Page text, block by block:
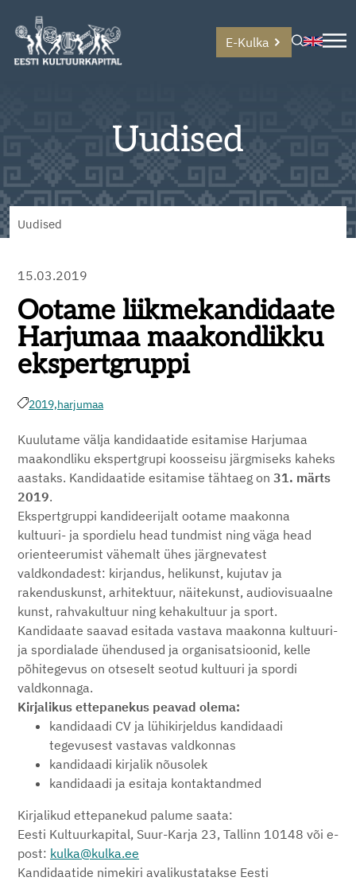
E-Kulka
Uudised
Uudised
15.03.2019
Ootame liikmekandidaate
Harjumaa maakondlikku
ekspertgruppi
2019,harjumaa
Kuulutame välja kandidaatide esitamise Harjumaa
maakondliku ekspertgrupi koosseisu järgmiseks kaheks
aastaks. Kandidaatide esitamise tähtaeg on 31. märts
2019.
Ekspertgruppi kandideerijalt ootame maakonna
kultuuri- ja spordielu head tundmist ning väga head
orienteerumist vähemalt ühes järgnevatest
valdkondadest: kirjandus, helikunst, kujutav ja
rakenduskunst, arhitektuur, näitekunst, audiovisuaalne
kunst, rahvakultuur ning kehakultuur ja sport.
Kandidaate saavad esitada vastava maakonna kultuuri-
ja spordialade ühendused ja organisatsioonid, kelle
põhitegevus on otseselt seotud kultuuri ja spordi
valdkonnaga.
Kirjalikus ettepanekus peavad olema:
kandidaadi CV ja lühikirjeldus kandidaadi
tegevusest vastavas valdkonnas
kandidaadi kirjalik nõusolek
kandidaadi ja esitaja kontaktandmed
Kirjalikud ettepanekud palume saata:
Eesti Kultuurkapital, Suur-Karja 23, Tallinn 10148 või e-
post: kulka@kulka.ee
Kandidaatide nimekiri avalikustatakse Eesti